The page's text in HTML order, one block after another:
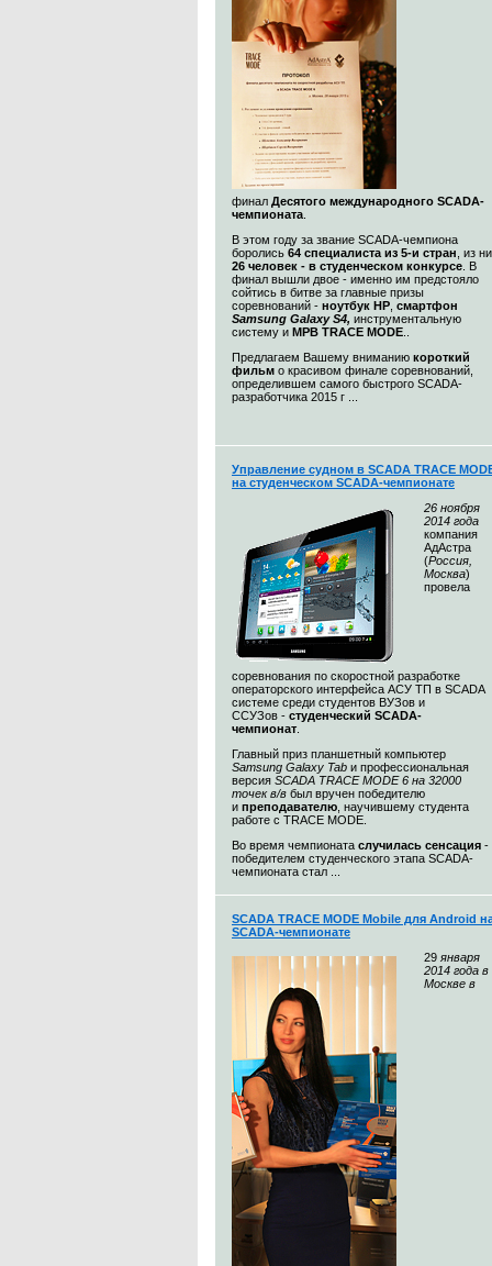
финал Десятого международного SCADA-
чемпионата
В этом году за звание SCADA-чемпиона
боролись 64 специалиста из 5-и стран , из
26 человек - в студенческом конкурсе . В
финал вышли двое - именно им предстояло
сойтись в битве за главные призы
соревнований - ноутбук HP смартфон
Samsung Galaxy S4, инструментальную
систему и МРВ TRACE MODE
Предлагаем Вашему вниманию короткий
фильм о красивом финале соревнований,
определившем самого быстрого SCADA-
разработчика 2015 г ...
Управление судном в SCADA TRACE
на студенческом SCADA-чемпионате
26 ноября
2014 года
компания
АдАстра
(Россия,
Москва)
провела
соревнования по скоростной разработке
операторского интерфейса АСУ ТП в SCADA
системе среди студентов ВУЗов и
ССУЗов - студенческий SCADA-
чемпионат
Главный приз планшетный компьютер
Samsung Galaxy Tab и профессиональная
версия SCADA TRACE MODE 6 на 32000
точек в/в был вручен победителю
и преподавателю , научившему студента
работе с TRACE MODE.
Во время чемпионата случилась сенсация -
победителем студенческого этапа SCADA-
чемпионата стал ...
SCADA TRACE MODE Mobile для Android
SCADA-чемпионате
29 января
2014 года в
Москве в